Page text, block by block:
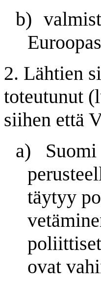
b)
2. Lähtien
toteutunut
siihen että
a)
täytyy
ovat